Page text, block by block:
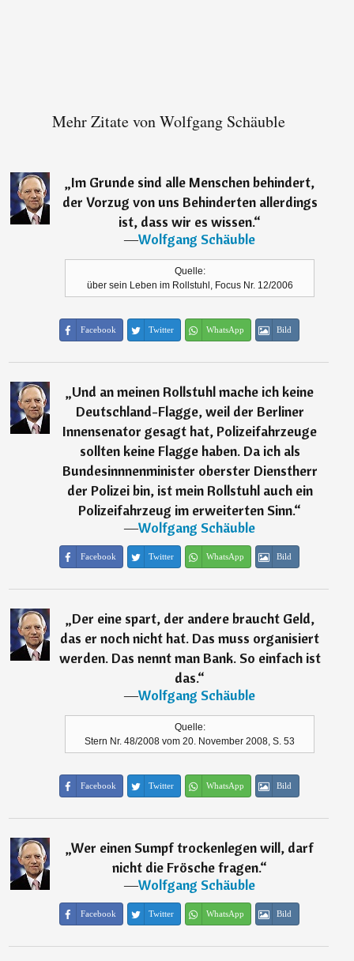
Mehr Zitate von Wolfgang Schäuble
„Im Grunde sind alle Menschen behindert,
der Vorzug von uns Behinderten allerdings
ist, dass wir es wissen.“
―Wolfgang Schäuble
Quelle:
über sein Leben im Rollstuhl, Focus Nr. 12/2006
Facebook Twitter WhatsApp Bild
„Und an meinen Rollstuhl mache ich keine
Deutschland-Flagge, weil der Berliner
Innensenator gesagt hat, Polizeifahrzeuge
sollten keine Flagge haben. Da ich als
Bundesinnnenminister oberster Dienstherr
der Polizei bin, ist mein Rollstuhl auch ein
Polizeifahrzeug im erweiterten Sinn.“
―Wolfgang Schäuble
Facebook Twitter WhatsApp Bild
„Der eine spart, der andere braucht Geld,
das er noch nicht hat. Das muss organisiert
werden. Das nennt man Bank. So einfach ist
das.“
―Wolfgang Schäuble
Quelle:
Stern Nr. 48/2008 vom 20. November 2008, S. 53
Facebook Twitter WhatsApp Bild
„Wer einen Sumpf trockenlegen will, darf
nicht die Frösche fragen.“
―Wolfgang Schäuble
Facebook Twitter WhatsApp Bild